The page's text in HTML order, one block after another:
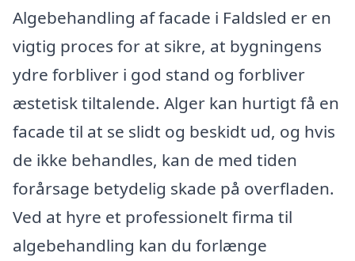
Algebehandling af facade i Faldsled er en
vigtig proces for at sikre, at bygningens
ydre forbliver i god stand og forbliver
æstetisk tiltalende. Alger kan hurtigt få en
facade til at se slidt og beskidt ud, og hvis
de ikke behandles, kan de med tiden
forårsage betydelig skade på overfladen.
Ved at hyre et professionelt firma til
algebehandling kan du forlænge